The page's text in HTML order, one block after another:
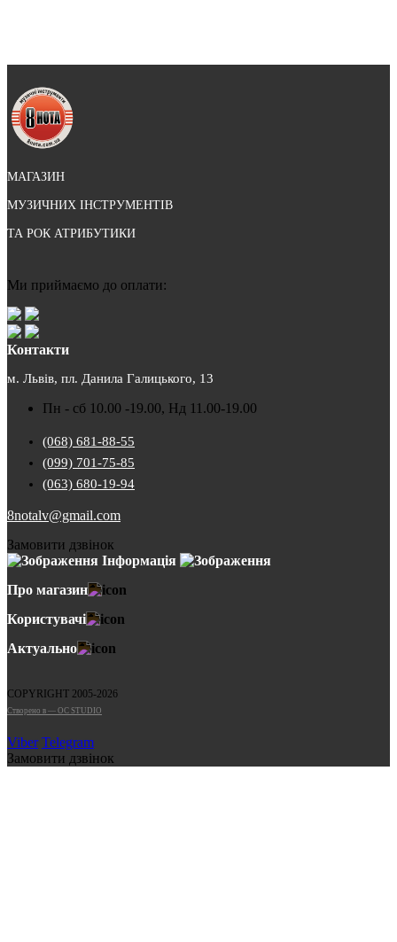
МАГАЗИН
МУЗИЧНИХ ІНСТРУМЕНТІВ
ТА РОК АТРИБУТИКИ
Ми приймаємо до оплати:
Контакти
м. Львів, пл. Данила Галицького, 13
Пн - сб 10.00 -19.00, Нд 11.00-19.00
(068) 681-88-55
(099) 701-75-85
(063) 680-19-94
8notalv@gmail.com
Замовити дзвінок
Інформація
Про магазин
Користувачі
Актуально
COPYRIGHT 2005-2026
Cтворено в — OC STUDIO
Viber Telegram
Замовити дзвінок